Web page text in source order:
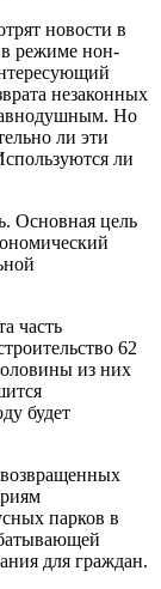
новости в
в режиме нон-
незаконных
Но
ли эти
ли
Основная цель
часть
62
из них
будет
парков в
для граждан.